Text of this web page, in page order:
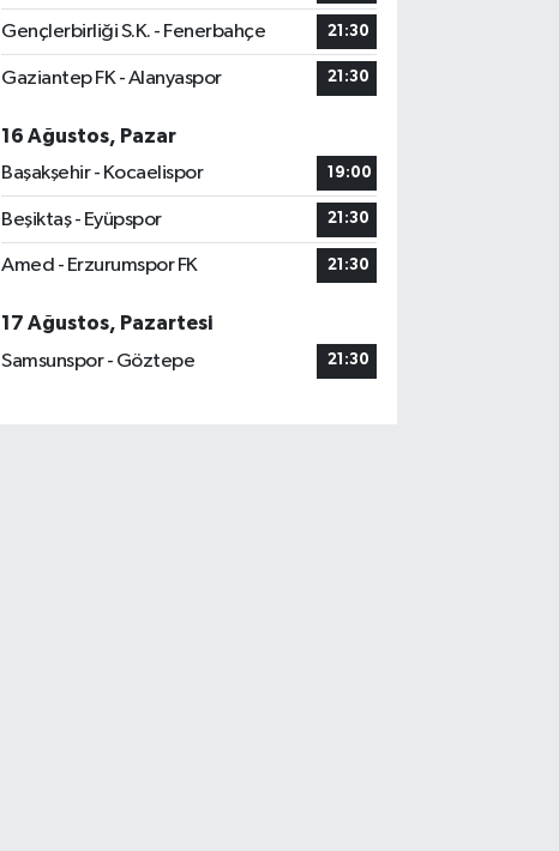
Gençlerbirliği S.K. - Fenerbahçe 21:30
Gaziantep FK - Alanyaspor 21:30
16 Ağustos, Pazar
Başakşehir - Kocaelispor
19:00
Beşiktaş - Eyüpspor 21:30
Amed - Erzurumspor FK 21:30
17 Ağustos, Pazartesi
Samsunspor - Göztepe
21:30